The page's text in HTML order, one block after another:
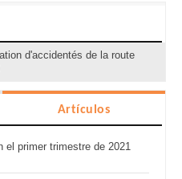
d'accidentés de la route
Artículos
el primer trimestre de 2021